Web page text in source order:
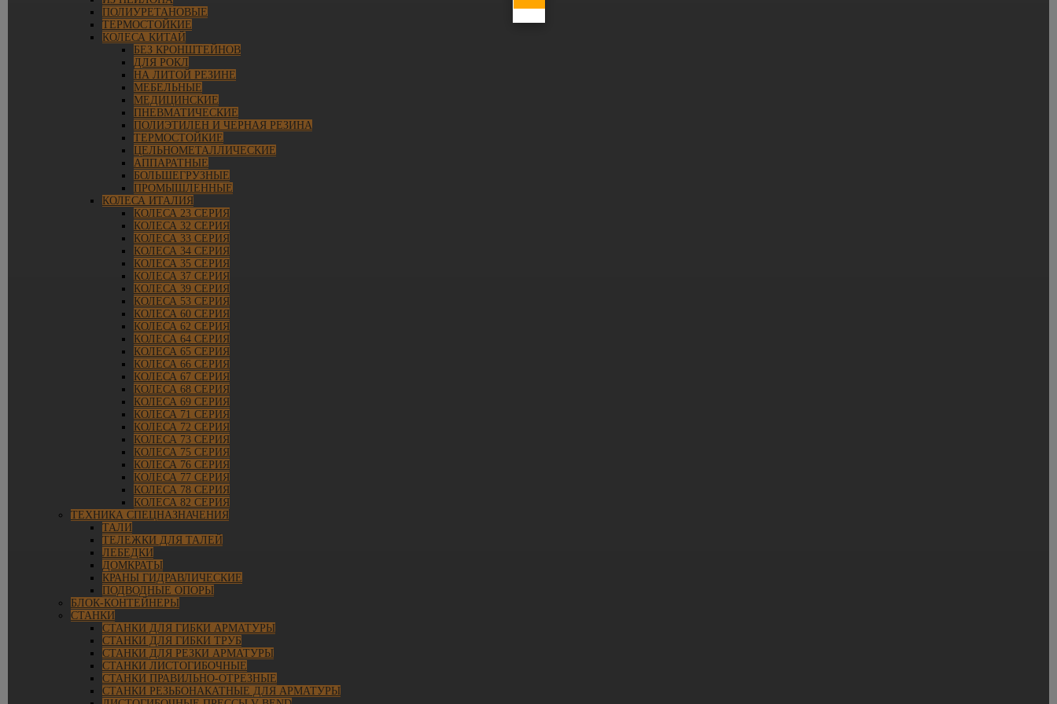
ПОЛИУРЕТАНОВЫЕ
ТЕРМОСТОЙКИЕ
КОЛЕСА КИТАЙ
БЕЗ КРОНШТЕЙНОВ
ДЛЯ РОКЛ
НА ЛИТОЙ РЕЗИНЕ
МЕБЕЛЬНЫЕ
МЕДИЦИНСКИЕ
ПНЕВМАТИЧЕСКИЕ
ПОЛИЭТИЛЕН И ЧЕРНАЯ РЕЗИНА
ТЕРМОСТОЙКИЕ
ЦЕЛЬНОМЕТАЛЛИЧЕСКИЕ
АППАРАТНЫЕ
БОЛЬШЕГРУЗНЫЕ
ПРОМЫШЛЕННЫЕ
КОЛЕСА ИТАЛИЯ
КОЛЕСА 23 СЕРИЯ
КОЛЕСА 32 СЕРИЯ
КОЛЕСА 33 СЕРИЯ
КОЛЕСА 34 СЕРИЯ
КОЛЕСА 35 СЕРИЯ
КОЛЕСА 37 СЕРИЯ
КОЛЕСА 39 СЕРИЯ
КОЛЕСА 53 СЕРИЯ
КОЛЕСА 60 СЕРИЯ
КОЛЕСА 62 СЕРИЯ
КОЛЕСА 64 СЕРИЯ
КОЛЕСА 65 СЕРИЯ
КОЛЕСА 66 СЕРИЯ
КОЛЕСА 67 СЕРИЯ
КОЛЕСА 68 СЕРИЯ
КОЛЕСА 69 СЕРИЯ
КОЛЕСА 71 СЕРИЯ
КОЛЕСА 72 СЕРИЯ
КОЛЕСА 73 СЕРИЯ
КОЛЕСА 75 СЕРИЯ
КОЛЕСА 76 СЕРИЯ
КОЛЕСА 77 СЕРИЯ
КОЛЕСА 78 СЕРИЯ
КОЛЕСА 82 СЕРИЯ
ТЕХНИКА СПЕЦНАЗНАЧЕНИЯ
ТАЛИ
ТЕЛЕЖКИ ДЛЯ ТАЛЕЙ
ЛЕБЕДКИ
ДОМКРАТЫ
КРАНЫ ГИДРАВЛИЧЕСКИЕ
ПОДВОДНЫЕ ОПОРЫ
БЛОК-КОНТЕЙНЕРЫ
СТАНКИ
СТАНКИ ДЛЯ ГИБКИ АРМАТУРЫ
СТАНКИ ДЛЯ ГИБКИ ТРУБ
СТАНКИ ДЛЯ РЕЗКИ АРМАТУРЫ
СТАНКИ ЛИСТОГИБОЧНЫЕ
СТАНКИ ПРАВИЛЬНО-ОТРЕЗНЫЕ
СТАНКИ РЕЗЬБОНАКАТНЫЕ ДЛЯ АРМАТУРЫ